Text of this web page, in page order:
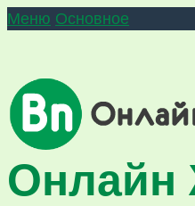
Меню Основное
Онлайн